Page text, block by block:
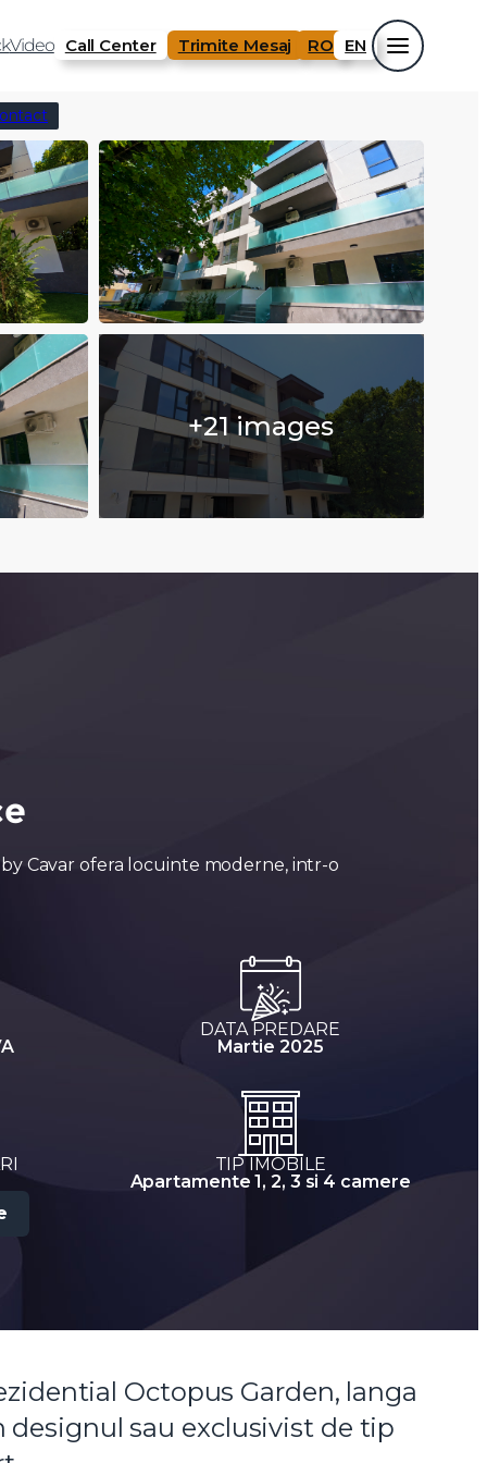
Video Call Center Trimite Mesaj RO EN
+21 images
Cavar ofera locuinte moderne, intr-o
DATA PREDARE
Martie 2025
TIP IMOBILE
Apartamente 1, 2, 3 si 4 camere
Octopus Garden, langa
designul sau exclusivist de tip